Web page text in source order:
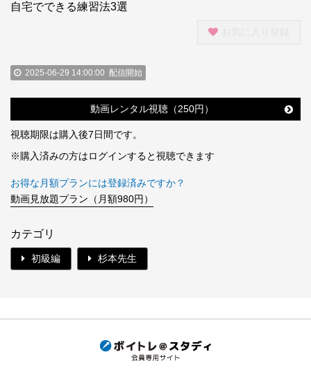
自宅でできる練習法3選
2025-06-29 14:00:00 配信開始
動画レンタル視聴（250円）
視聴期限は購入後7日間です。
※購入済みの方はログインすると視聴できます
お得な月額プランには登録済みですか？
動画見放題プラン（月額980円）
カテゴリ
初級編 杉本先生